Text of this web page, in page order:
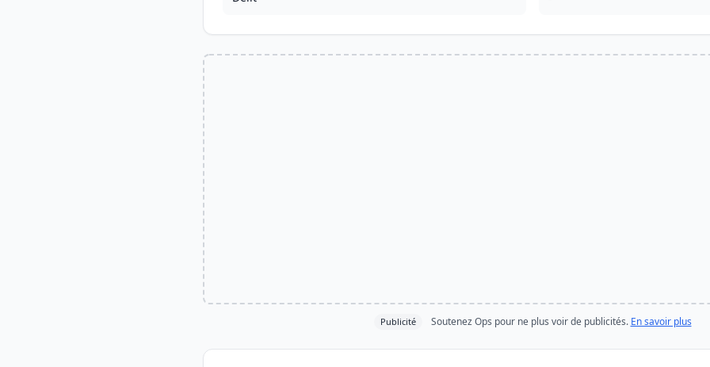
Publicité Soutenez Ops pour ne plus voir de publicités. En savoir plus